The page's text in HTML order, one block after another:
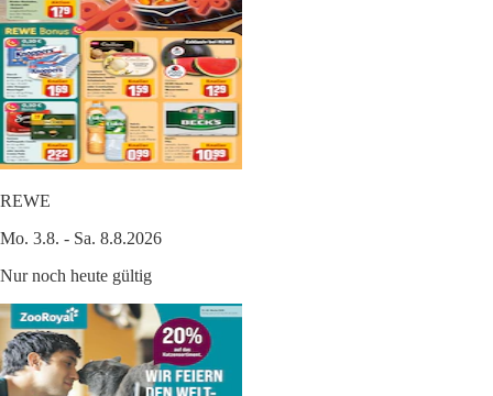
REWE
Mo. 3.8. - Sa. 8.8.2026
Nur noch heute gültig